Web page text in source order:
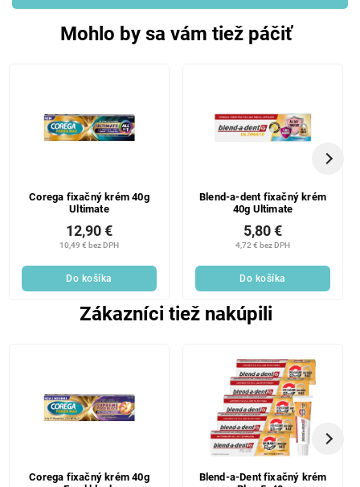
Mohlo by sa vám tiež páčiť
Corega fixačný krém 40g
Ultimate
10,49 € bez DPH
12,90 €
Do košíka
Blend-a-dent fixačný krém
40g Ultimate
4,72 € bez DPH
5,80 €
Do košíka
Zákazníci tiež nakúpili
Corega fixačný krém 40g
Blend-a-Dent fixačný krém